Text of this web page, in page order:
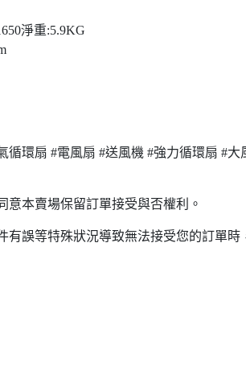
淨重:5.9KG
循環扇 #電風扇 #送風機 #強力循環扇 #大
意本賣場保留訂單接受與否權利。
有誤等特殊狀況導致無法接受您的訂單